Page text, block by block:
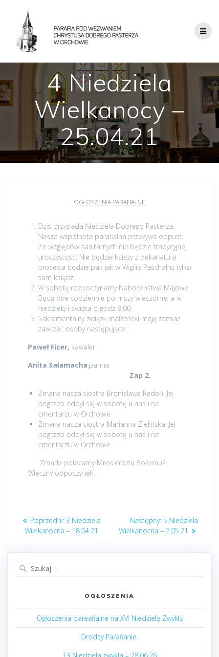
4 Niedziela
Wielkanocy –
25.04.21
OGŁOSZENIA PARAFIALNE
Dziś przypada Niedziela Dobrego Pasterza.
Nasza wspólnota parafialna przeżywa odpust.
Ze względów sanitarnych nie będzie tradycyjnej
uroczystość. Nie będzie księży z dekanatu a
procesja będzie pak jak w Wigilię Paschalną tylko
sam ksiądz.
W sobotę rozpoczynamy Nabożeństwa Majowe.
Będą one codziennie po mszy wieczornej a w
niedzielę i święta o godz 8.00
Sakramentalny związk małżeński mają zamiar
zawrzeć osoby następujące:
Paweł Ficer, kawaler
Anita Sałamacha,panna
Zap 2.
Zmarła nasza siostra Bronisława Radoń. Jej
pogrzeb odbył się w sobotę u nas i na
cmentarzu w Orchowie
Zmarła nasza siostra Marianna Zielińska. Jej
pogrzeb odbył się w sobotę u nas i na
cmentarzu w Orchowie
Zmarłe polecamy Miłosierdziu Bożemu?
Wieczny odpoczynek.
Nawigacja
wpisu
Poprzedni: Poprzedni
post:
3 Niedziela
Wielkanocna – 18.04.21
Następny: Następny
post:
5 Niedziela
Wielkanocna – 2.05.21
OGŁOSZENIA
Ogłoszenia pareafialne na XVI Niedzielę Zwykłą
Drodzy Parafianie.